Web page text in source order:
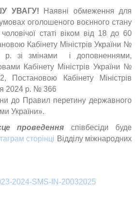
УВАГУ! Наявні обмеження для
оголошеного воєнного стану
статі віком від 18 до 60
Кабінету Міністрів України №
р. зі змінами і доповненнями,
Кабінету Міністрів України №
Постановою Кабінету Міністрів
2024 р. № 366
до Правил перетину державного
України».
проведення співбесіди буде
сторінці Відділу міжнародних
2024-SMS-IN-20032025